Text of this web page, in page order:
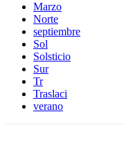
Marzo
Norte
septiembre
Sol
Solsticio
Sur
Tr
Traslaci
verano